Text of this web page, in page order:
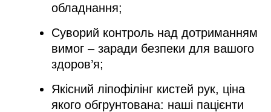
обладнання;
Суворий контроль над дотриманням
вимог – заради безпеки для вашого
здоров’я;
Якісний ліпофілінг кистей рук, ціна
якого обгрунтована: наші пацієнти